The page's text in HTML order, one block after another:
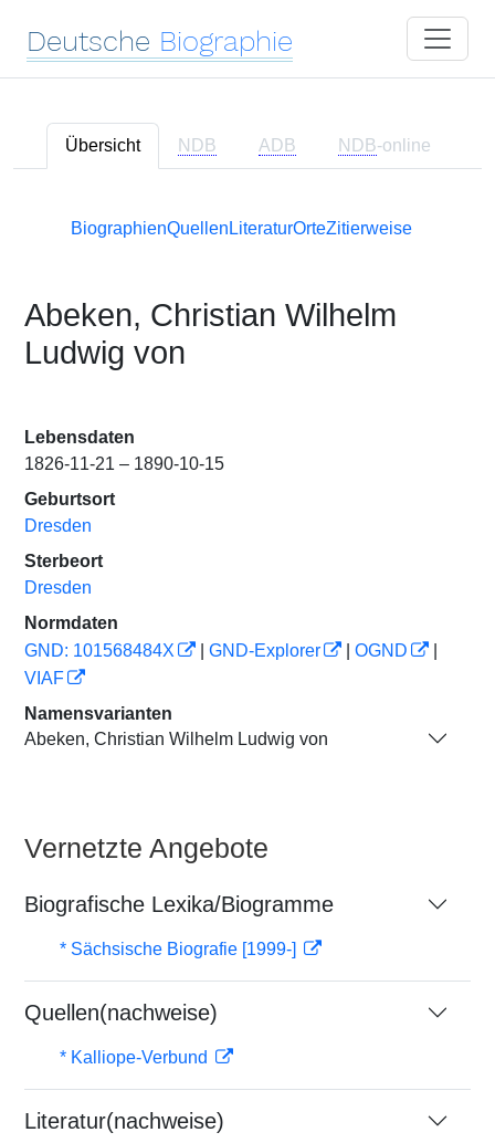
Deutsche Biographie
Übersicht NDB ADB NDB-online
BiographienQuellen LiteraturOrteZitierweise
Abeken, Christian Wilhelm
Ludwig von
Lebensdaten
1826-11-21 – 1890-10-15
Geburtsort
Dresden
Sterbeort
Dresden
Normdaten
GND: 101568484X
GND-Explorer OGND
VIAF
Namensvarianten
Abeken, Christian Wilhelm Ludwig von
Vernetzte Angebote
Biografische Lexika/Biogramme
* Sächsische Biografie [1999-]
Quellen(nachweise)
* Kalliope-Verbund
Literatur(nachweise)